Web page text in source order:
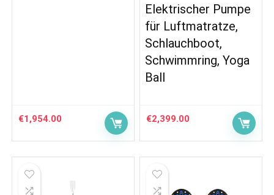
€1,954.00
Elektrischer Pumpe
für Luftmatratze,
Schlauchboot,
Schwimmring, Yoga
Ball
€2,399.00